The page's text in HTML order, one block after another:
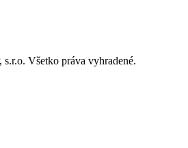
Všetko práva vyhradené.